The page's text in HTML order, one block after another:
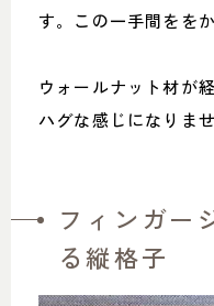
す。この一手間をを
ウォールナット材が
ハグな感じになりませ
フィンガー
る縦格子